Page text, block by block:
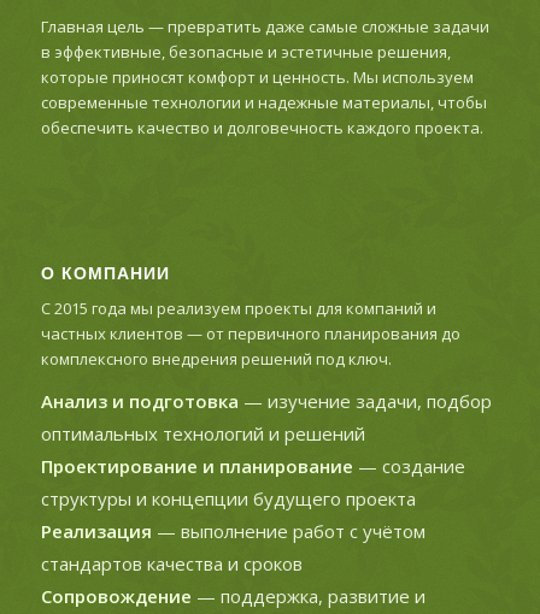
Главная цель — превратить даже самые сложные задачи
в эффективные, безопасные и эстетичные решения,
которые приносят комфорт и ценность. Мы используем
современные технологии и надежные материалы, чтобы
обеспечить качество и долговечность каждого проекта.
О КОМПАНИИ
С 2015 года мы реализуем проекты для компаний и
частных клиентов — от первичного планирования до
комплексного внедрения решений под ключ.
Анализ и подготовка — изучение задачи, подбор
оптимальных технологий и решений
Проектирование и планирование — создание
структуры и концепции будущего проекта
Реализация — выполнение работ с учётом
стандартов качества и сроков
Сопровождение — поддержка, развитие и